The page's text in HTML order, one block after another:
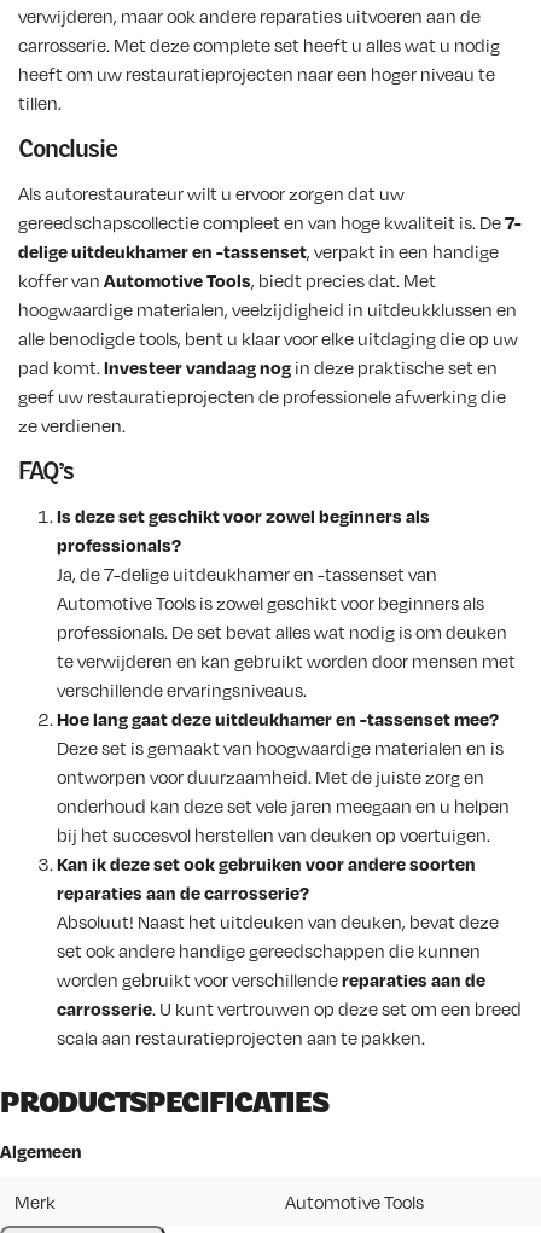
verwijderen, maar ook andere reparaties uitvoeren aan de
carrosserie. Met deze complete set heeft u alles wat u nodig
heeft om uw restauratieprojecten naar een hoger niveau te
tillen.
Conclusie
Als autorestaurateur wilt u ervoor zorgen dat uw
gereedschapscollectie compleet en van hoge kwaliteit is. De7-
delige uitdeukhamer en -tassenset, verpakt in een handige
koffer van Automotive Tools, biedt precies dat. Met
hoogwaardige materialen, veelzijdigheid in uitdeukklussen en
alle benodigde tools, bent u klaar voor elke uitdaging die op uw
pad komt. Investeer vandaag nog in deze praktische set en
geef uw restauratieprojecten de professionele afwerking die
ze verdienen.
FAQ’s
Is deze set geschikt voor zowel beginners als
professionals?
Ja, de 7-delige uitdeukhamer en -tassenset van
Automotive Tools is zowel geschikt voor beginners als
professionals. De set bevat alles wat nodig is om deuken
te verwijderen en kan gebruikt worden door mensen met
verschillende ervaringsniveaus.
Hoe lang gaat deze uitdeukhamer en -tassenset mee?
Deze set is gemaakt van hoogwaardige materialen en is
ontworpen voor duurzaamheid. Met de juiste zorg en
onderhoud kan deze set vele jaren meegaan en u helpen
bij het succesvol herstellen van deuken op voertuigen.
Kan ik deze set ook gebruiken voor andere soorten
reparaties aan de carrosserie?
Absoluut! Naast het uitdeuken van deuken, bevat deze
set ook andere handige gereedschappen die kunnen
worden gebruikt voor verschillendereparaties aan de
carrosserie. U kunt vertrouwen op deze set om een breed
scala aan restauratieprojecten aan te pakken.
PRODUCTSPECIFICATIES
Algemeen
Merk Automotive Tools